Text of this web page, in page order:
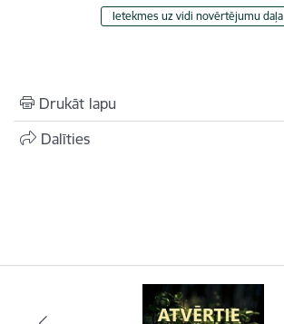
Ietekmes uz vidi novērtējumu daļa
Drukāt lapu
Dalīties